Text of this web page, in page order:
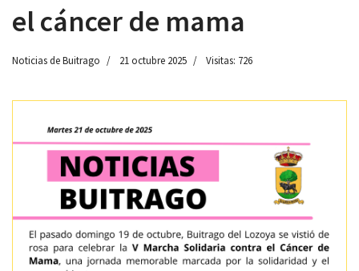
el cáncer de mama
Noticias de Buitrago 21 octubre 2025 Visitas: 726